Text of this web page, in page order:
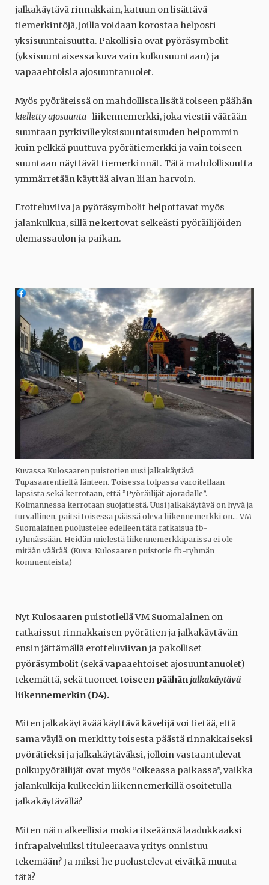
jalkakäytävä rinnakkain, katuun on lisättävä
tiemerkintöjä, joilla voidaan korostaa helposti
yksisuuntaisuutta. Pakollisia ovat pyöräsymbolit
(yksisuuntaisessa kuva vain kulkusuuntaan) ja
vapaaehtoisia ajosuuntanuolet.
Myös pyöräteissä on mahdollista lisätä toiseen päähän
kielletty ajosuunta -liikennemerkki, joka viestii väärään
suuntaan pyrkiville yksisuuntaisuuden helpommin
kuin pelkkä puuttuva pyörätiemerkki ja vain toiseen
suuntaan näyttävät tiemerkinnät. Tätä mahdollisuutta
ymmärretään käyttää aivan liian harvoin.
Erotteluviiva ja pyöräsymbolit helpottavat myös
jalankulkua, sillä ne kertovat selkeästi pyöräilijöiden
olemassaolon ja paikan.
Kuvassa Kulosaaren puistotien uusi jalkakäytävä
Tupasaarentieltä länteen. Toisessa tolpassa varoitellaan
lapsista sekä kerrotaan, että ”Pyöräilijät ajoradalle”.
Kolmannessa kerrotaan suojatiestä. Uusi jalkakäytävä on hyvä ja
turvallinen, paitsi toisessa päässä oleva liikennemerkki on… VM
Suomalainen puolustelee edelleen tätä ratkaisua fb-
ryhmässään. Heidän mielestä liikennemerkkiparissa ei ole
mitään väärää. (Kuva: Kulosaaren puistotie fb-ryhmän
kommenteista)
Nyt Kulosaaren puistotiellä VM Suomalainen on
ratkaissut rinnakkaisen pyörätien ja jalkakäytävän
ensin jättämällä erotteluviivan ja pakolliset
pyöräsymbolit (sekä vapaaehtoiset ajosuuntanuolet)
tekemättä, sekä tuoneettoiseen päähän jalkakäytävä -
liikennemerkin (D4).
Miten jalkakäytävää käyttävä kävelijä voi tietää, että
sama väylä on merkitty toisesta päästä rinnakkaiseksi
pyörätieksi ja jalkakäytäväksi, jolloin vastaantulevat
polkupyöräilijät ovat myös ”oikeassa paikassa”, vaikka
jalankulkija kulkeekin liikennemerkillä osoitetulla
jalkakäytävällä?
Miten näin alkeellisia mokia itseäänsä laadukkaaksi
infrapalveluiksi tituleeraava yritys onnistuu
tekemään? Ja miksi he puolustelevat eivätkä muuta
tätä?